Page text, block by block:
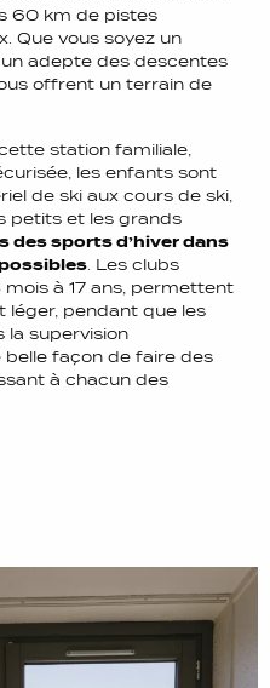
60 km de pistes
Que vous soyez un
adepte des descentes
offrent un terrain de
station familiale,
les enfants sont
de ski aux cours de ski,
petits et les grands
des sports d’hiver dans
. Les clubs
à 17 ans, permettent
léger, pendant que les
la supervision
belle façon de faire des
à chacun des